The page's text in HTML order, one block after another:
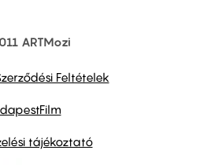
ARTMozi
Feltételek
tájékoztató